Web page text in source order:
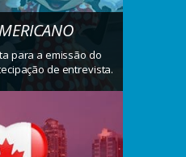
para a emissão do
de entrevista.